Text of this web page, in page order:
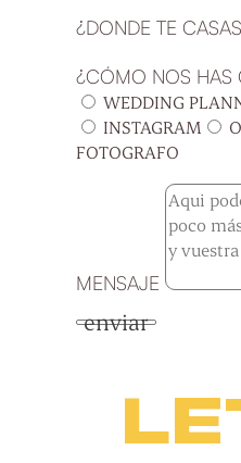
¿DONDE TE
¿CÓMO NOS HAS
WEDDING
INSTAGRAM
FOTOGRAFO
MENSAJE
enviar